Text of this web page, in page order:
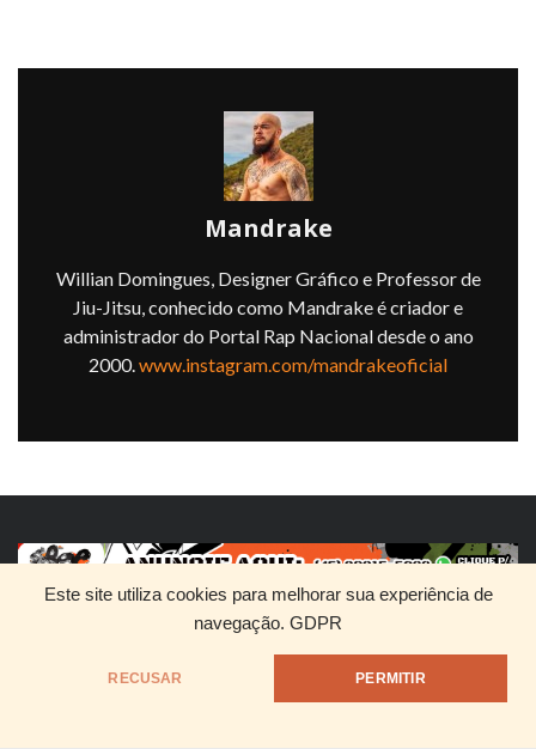
Este site utiliza cookies para melhorar sua experiência de
navegação. GDPR
RECUSAR PERMITIR
Mandrake
Willian Domingues, Designer Gráfico e Professor de
Jiu-Jitsu, conhecido como Mandrake é criador e
administrador do Portal Rap Nacional desde o ano
2000.www.instagram.com/mandrakeoficial
HOME QUEM SOMOS
DIVULGUE SEU RAP